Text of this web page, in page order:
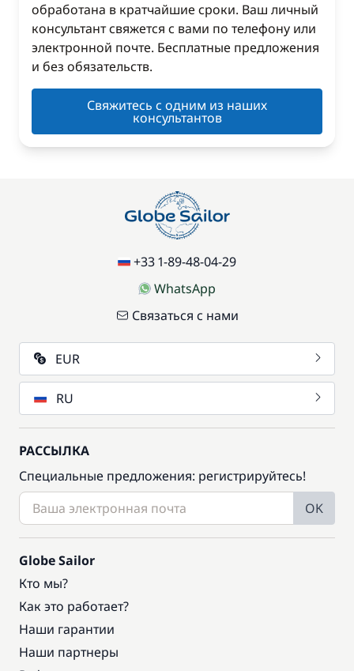
обработана в кратчайшие сроки. Ваш личный
консультант свяжется с вами по телефону или
электронной почте. Бесплатные предложения
и без обязательств.
Свяжитесь с одним из наших
консультантов
+33 1-89-48-04-29
WhatsApp
Связаться с нами
EUR
RU
РАССЫЛКА
Специальные предложения: регистрируйтесь!
OK
Globe Sailor
Кто мы?
Как это работает?
Наши гарантии
Наши партнеры